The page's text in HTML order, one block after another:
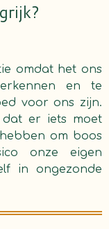
omdat het ons
en te
voor ons zijn.
dat er iets moet
om boos
onze eigen
in ongezonde